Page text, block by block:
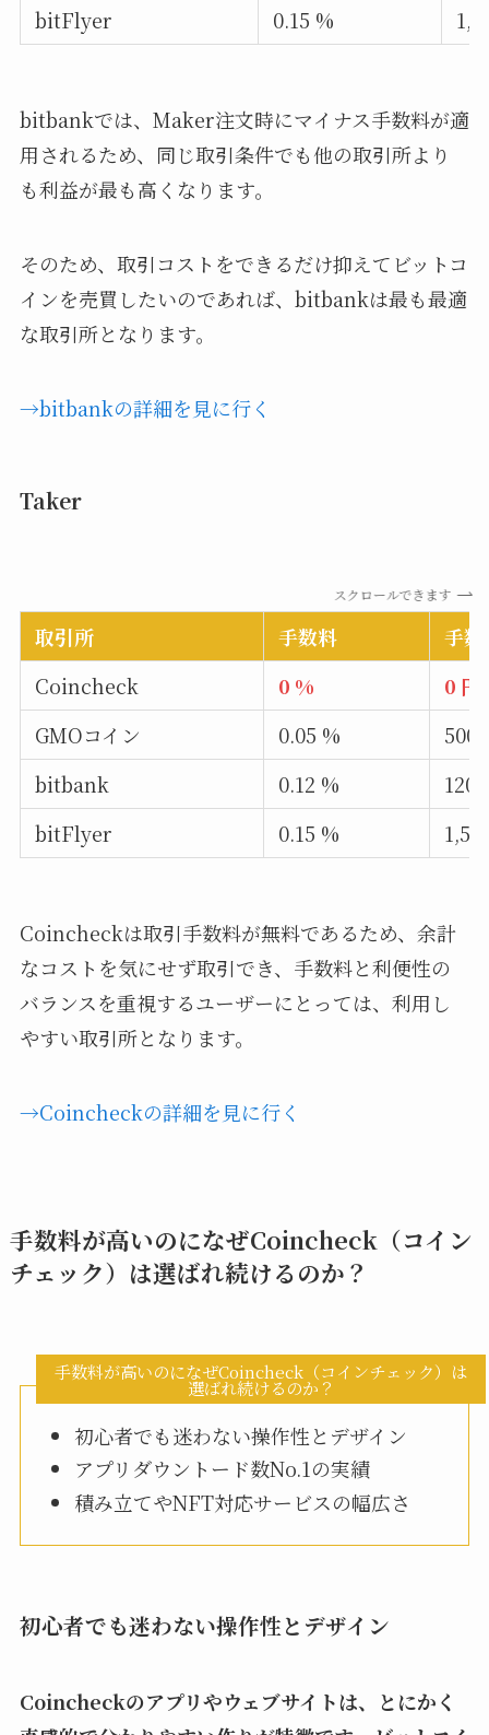
bitFlyer 0.15 %
bitbankでは、Maker注文時にマイナス手数料が適
用されるため、同じ取引条件でも他の取引所より
も利益が最も高くなります。
そのため、取引コストをできるだけ抑えてビットコ
インを売買したいのであれば、bitbankは最も最適
な取引所となります。
→bitbankの詳細を見に行く
Taker
スクロールできます
取引所 手数料
手
Coincheck
0 %
0 円
GMOコイン
0.05 %
500
bitbank
0.12 %
bitFlyer
0.15 %
Coincheckは取引手数料が無料であるため、余計
なコストを気にせず取引でき、手数料と利便性の
バランスを重視するユーザーにとっては、利用し
やすい取引所となります。
→Coincheckの詳細を見に行く
手数料が高いのになぜCoincheck（コイン
チェック）は選ばれ続けるのか？
手数料が高いのになぜCoincheck（コインチェック）は
選ばれ続けるのか？
初心者でも迷わない操作性とデザイン
アプリダウントード数No.1の実績
積み立てやNFT対応サービスの幅広さ
初心者でも迷わない操作性とデザイン
Coincheckのアプリやウェブサイトは、とにかく